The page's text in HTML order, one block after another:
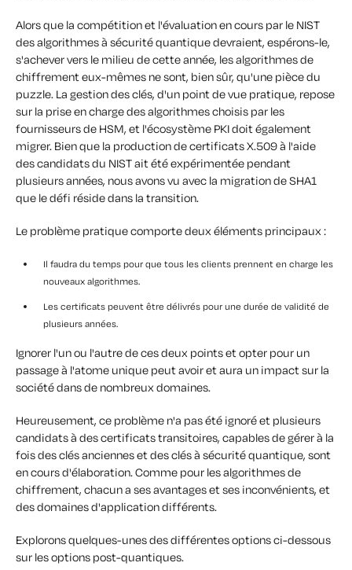
Alors que la compétition et l'évaluation en cours par le NIST
des algorithmes à sécurité quantique devraient, espérons-le,
s'achever vers le milieu de cette année, les algorithmes de
chiffrement eux-mêmes ne sont, bien sûr, qu'une pièce du
puzzle. La gestion des clés, d'un point de vue pratique, repose
sur la prise en charge des algorithmes choisis par les
fournisseurs de HSM, et l'écosystème PKI doit également
migrer. Bien que la production de certificats X.509 à l'aide
des candidats du NIST ait été expérimentée pendant
plusieurs années, nous avons vu avec la migration de SHA1
que le défi réside dans la transition.
Le problème pratique comporte deux éléments principaux :
Il faudra du temps pour que tous les clients prennent en charge les
nouveaux algorithmes.
Les certificats peuvent être délivrés pour une durée de validité de
plusieurs années.
Ignorer l'un ou l'autre de ces deux points et opter pour un
passage à l'atome unique peut avoir et aura un impact sur la
société dans de nombreux domaines.
Heureusement, ce problème n'a pas été ignoré et plusieurs
candidats à des certificats transitoires, capables de gérer à la
fois des clés anciennes et des clés à sécurité quantique, sont
en cours d'élaboration. Comme pour les algorithmes de
chiffrement, chacun a ses avantages et ses inconvénients, et
des domaines d'application différents.
Explorons quelques-unes des différentes options ci-dessous
sur les options post-quantiques.